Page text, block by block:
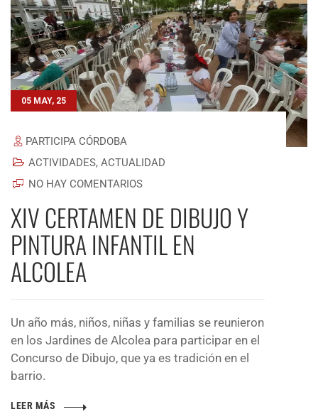
05 MAY, 25
PARTICIPA CÓRDOBA
ACTIVIDADES, ACTUALIDAD
NO HAY COMENTARIOS
XIV CERTAMEN DE DIBUJO Y
PINTURA INFANTIL EN
ALCOLEA
Un año más, niños, niñas y familias se reunieron
en los Jardines de Alcolea para participar en el
Concurso de Dibujo, que ya es tradición en el
barrio.
LEER MÁS